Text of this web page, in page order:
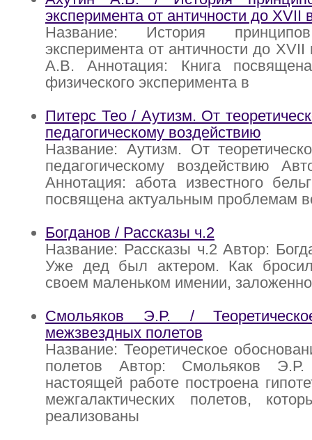
эксперимента от античности до XVII
Название: История
эксперимента от античности до
А.В. Аннотация: Книга
физического эксперимента в
Питерс Тео / Аутизм. От
педагогическому воздействию
Название: Аутизм. От
педагогическому воздействию
Аннотация: абота известного
посвящена актуальным проблемам
Богданов / Рассказы ч.2
Название: Рассказы ч.2 Автор:
Уже дед был актером. Как
своем маленьком имении,
Смольяков Э.Р. /
межзвездных полетов
Название: Теоретическое
полетов Автор: Смольяков
настоящей работе построена
межгалактических полетов,
реализованы